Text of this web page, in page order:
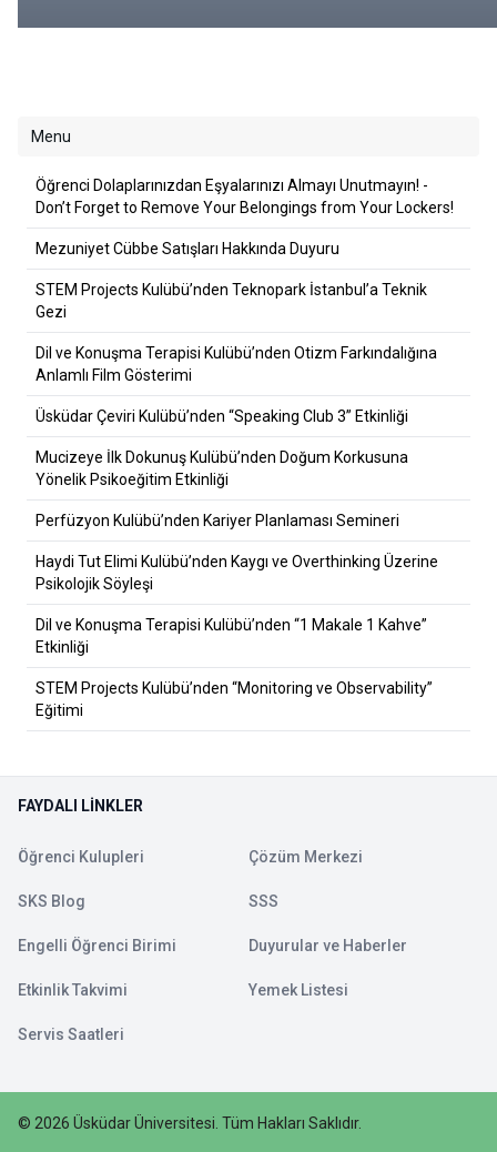
Menu
Öğrenci Dolaplarınızdan Eşyalarınızı Almayı Unutmayın! -
Don’t Forget to Remove Your Belongings from Your Lockers!
Mezuniyet Cübbe Satışları Hakkında Duyuru
STEM Projects Kulübü’nden Teknopark İstanbul’a Teknik
Gezi
Dil ve Konuşma Terapisi Kulübü’nden Otizm Farkındalığına
Anlamlı Film Gösterimi
Üsküdar Çeviri Kulübü’nden “Speaking Club 3” Etkinliği
Mucizeye İlk Dokunuş Kulübü’nden Doğum Korkusuna
Yönelik Psikoeğitim Etkinliği
Perfüzyon Kulübü’nden Kariyer Planlaması Semineri
Haydi Tut Elimi Kulübü’nden Kaygı ve Overthinking Üzerine
Psikolojik Söyleşi
Dil ve Konuşma Terapisi Kulübü’nden “1 Makale 1 Kahve”
Etkinliği
STEM Projects Kulübü’nden “Monitoring ve Observability”
Eğitimi
FAYDALI LINKLER
Öğrenci Kulupleri Çözüm Merkezi
SKS Blog SSS
Engelli Öğrenci Birimi Duyurular ve Haberler
Etkinlik Takvimi Yemek Listesi
Servis Saatleri
© 2026 Üsküdar Üniversitesi. Tüm Hakları Saklıdır.